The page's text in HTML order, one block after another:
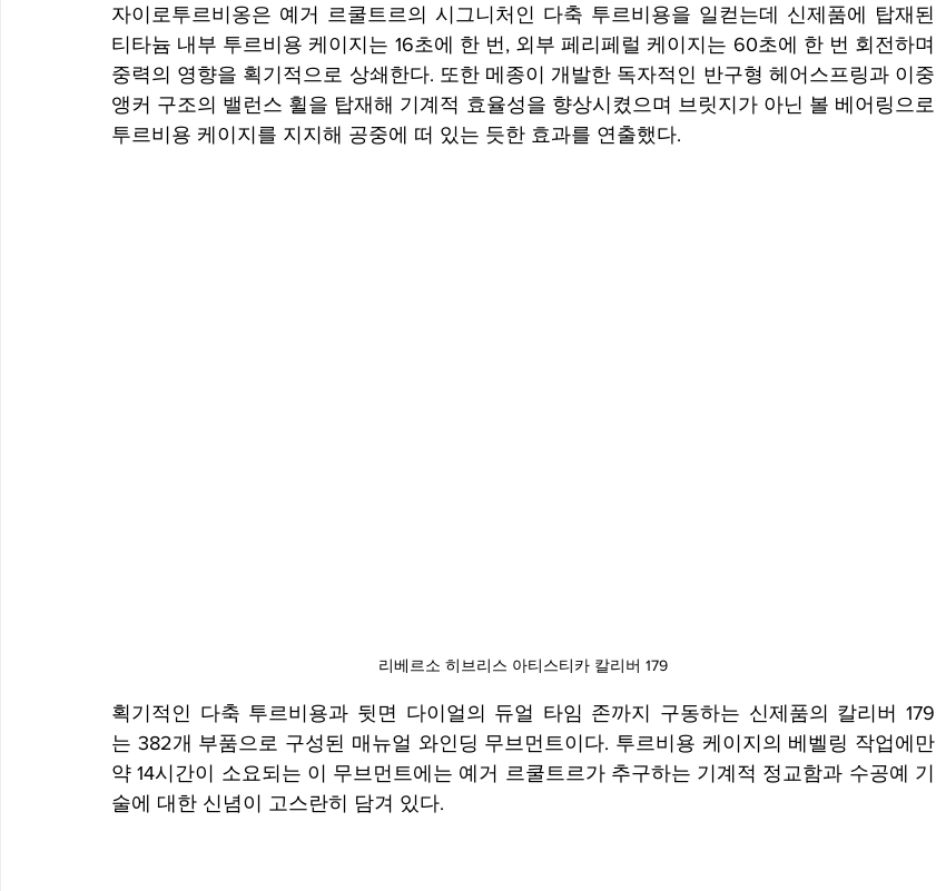
자이로투르비옹은 예거 르쿨트르의 시그니처인 다축 투르비용을 일컫는데 신제품에 탑재된
티타늄 내부 투르비용 케이지는 16초에 한 번, 외부 페리페럴 케이지는 60초에 한 번 회전하며
중력의 영향을 획기적으로 상쇄한다. 또한 메종이 개발한 독자적인 반구형 헤어스프링과 이중
앵커 구조의 밸런스 휠을 탑재해 기계적 효율성을 향상시켰으며 브릿지가 아닌 볼 베어링으로
투르비용 케이지를 지지해 공중에 떠 있는 듯한 효과를 연출했다.
리베르소 히브리스 아티스티카 칼리버 179
획기적인 다축 투르비용과 뒷면 다이얼의 듀얼 타임 존까지 구동하는 신제품의 칼리버 179
는 382개 부품으로 구성된 매뉴얼 와인딩 무브먼트이다. 투르비용 케이지의 베벨링 작업에만
약 14시간이 소요되는 이 무브먼트에는 예거 르쿨트르가 추구하는 기계적 정교함과 수공예 기
술에 대한 신념이 고스란히 담겨 있다.